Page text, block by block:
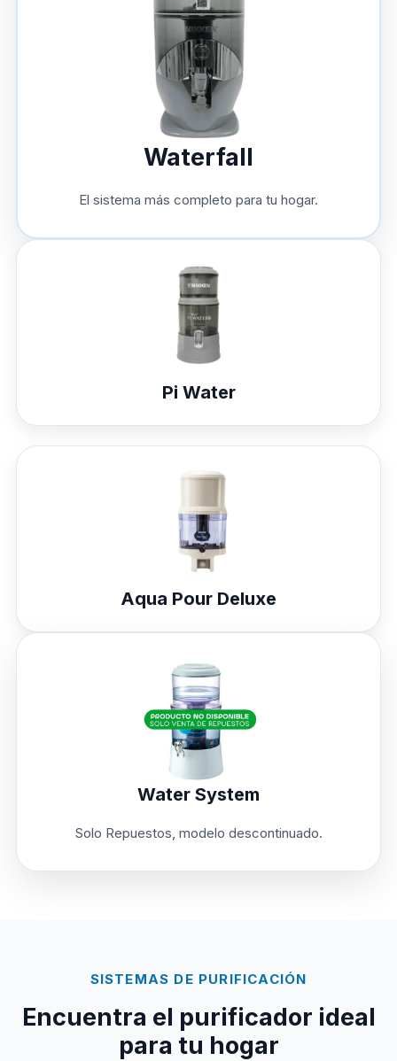
Waterfall
El sistema más completo para tu hogar.
Pi Water
Aqua Pour Deluxe
Water System
Solo Repuestos, modelo descontinuado.
SISTEMAS DE PURIFICACIÓN
Encuentra el purificador ideal
para tu hogar